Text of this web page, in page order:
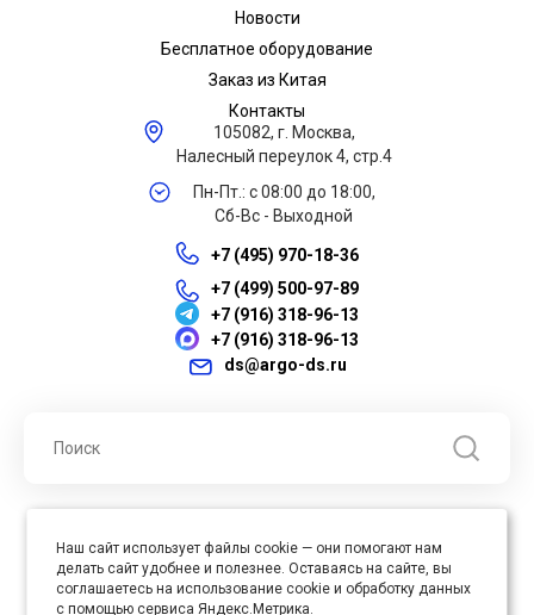
Новости
Бесплатное оборудование
Заказ из Китая
Контакты
105082, г. Москва,
Налесный переулок 4, стр.4
Пн-Пт.: с 08:00 до 18:00,
Сб-Вс - Выходной
+7 (495) 970-18-36
+7 (499) 500-97-89
+7 (916) 318-96-13
+7 (916) 318-96-13
ds@argo-ds.ru
права защищены
Юр. адрес : 105005, г. Москва, ул. Бауманская, д.20, стр. 3
Наш сайт использует файлы cookie — они помогают нам
делать сайт удобнее и полезнее. Оставаясь на сайте, вы
соглашаетесь на использование cookie и обработку данных
с помощью сервиса Яндекс.Метрика.